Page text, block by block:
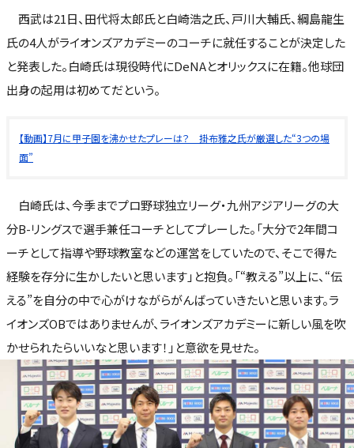
西武は21日、田代将太郎氏と白崎浩之氏、戸川大輔氏、綱島龍生
氏の4人がライオンズアカデミーのコーチに就任することが決定した
と発表した。白崎氏は現役時代にDeNAとオリックスに在籍。他球団
出身の起用は初めてだという。
【動画】7月に甲子園を沸かせたプレーは？ 掛布雅之氏が厳選した“3つの場
面”
白崎氏は、今季までプロ野球独立リーグ・九州アジアリーグの大
分B-リングスで選手兼任コーチとしてプレーした。「大分で2年間コ
ーチとして指導や野球教室などの運営をしていたので、そこで得た
経験を存分に生かしたいと思います」と抱負。「“教える”以上に、“伝
える”を自分の中で心がけながらがんばっていきたいと思います。ラ
イオンズOBではありませんが、ライオンズアカデミーに新しい風を吹
かせられたらいいなと思います！」と意欲を見せた。